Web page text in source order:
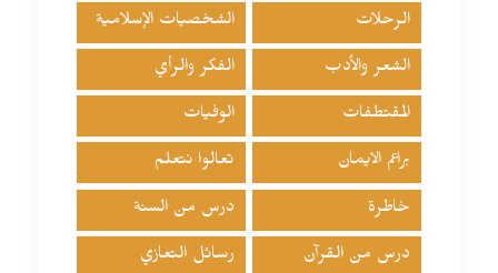
الرحلات الشخصيات الإسلامية
الشعر والأدب الفكر والرأي
المقتطفات الوفيات
براعم الايمان تعالوا نتعلم
خاطرة درس من السنة
درس من القرآن رسائل التعازي